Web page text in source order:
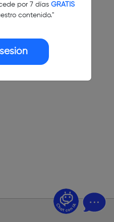
por 7 días GRATIS
contenido."